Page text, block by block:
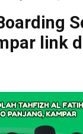
link